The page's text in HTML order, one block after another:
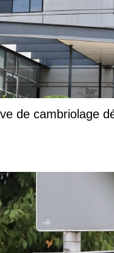
de cambriolage